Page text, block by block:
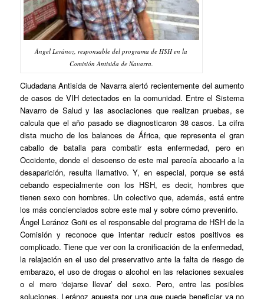
Ángel Leránoz, responsable del programa de HSH en la
Comisión Antisida de Navarra.
Ciudadana Antisida de Navarra alertó recientemente del aumento
de casos de VIH detectados en la comunidad. Entre el Sistema
Navarro de Salud y las asociaciones que realizan pruebas, se
calcula que el año pasado se diagnosticaron 38 casos. La cifra
dista mucho de los balances de África, que representa el gran
caballo de batalla para combatir esta enfermedad, pero en
Occidente, donde el descenso de este mal parecía abocarlo a la
desaparición, resulta llamativo. Y, en especial, porque se está
cebando especialmente con los HSH, es decir, hombres que
tienen sexo con hombres. Un colectivo que, además, está entre
los más concienciados sobre este mal y sobre cómo prevenirlo.
Ángel Leránoz Goñi es el responsable del programa de HSH de la
Comisión y reconoce que intentar reducir estos positivos es
complicado. Tiene que ver con la cronificación de la enfermedad,
la relajación en el uso del preservativo ante la falta de riesgo de
embarazo, el uso de drogas o alcohol en las relaciones sexuales
o el mero ‘dejarse llevar’ del sexo. Pero, entre las posibles
soluciones, Leránoz apuesta por una que puede beneficiar ya no